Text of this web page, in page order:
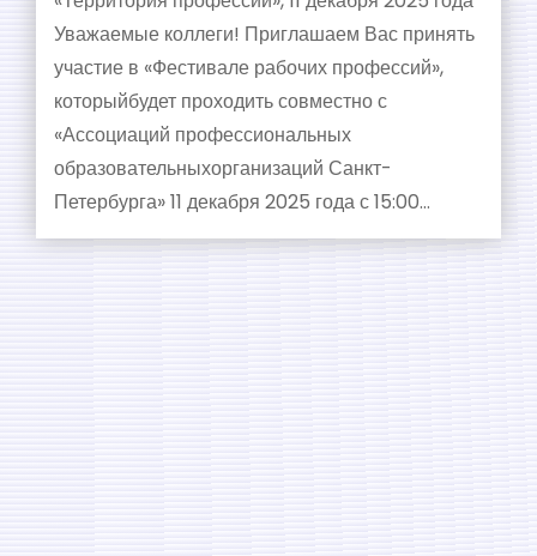
Уважаемые коллеги! Приглашаем Вас принять
участие в «Фестивале рабочих профессий»,
которыйбудет проходить совместно с
«Ассоциаций профессиональных
образовательныхорганизаций Санкт-
Петербурга» 11 декабря 2025 года с 15:00…